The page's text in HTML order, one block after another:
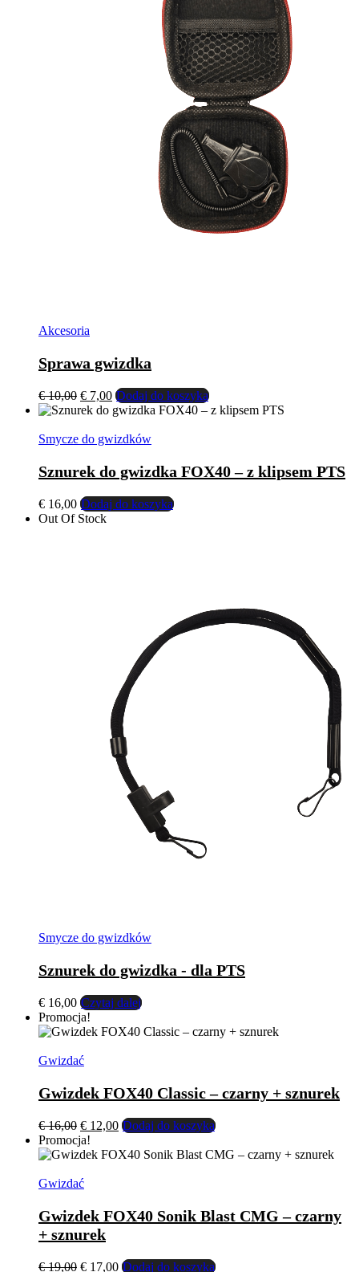
Akcesoria
Sprawa gwizdka
€10,00 Pierwotna
cena
€ 10,00.
€ 7,00Aktualna
cena
€ 7,00.
Dodaj do koszyka
Smycze do gwizdków
Sznurek do gwizdka FOX40 – z klipsem PTS
€ 16,00 Dodaj do koszyka
Out Of Stock
Smycze do gwizdków
Sznurek do gwizdka - dla PTS
€ 16,00 Czytaj dalej
Promocja!
Gwizdać
Gwizdek FOX40 Classic – czarny + sznurek
€16,00 Pierwotna
cena
wynosiła:
€ 12,00Aktualna
wynosi:
Dodaj do koszyka
Promocja!
Gwizdać
Gwizdek FOX40 Sonik Blast CMG – czarny
+ sznurek
€19,00 Pierwotna
€ 17,00Aktualna
Dodaj do koszyka